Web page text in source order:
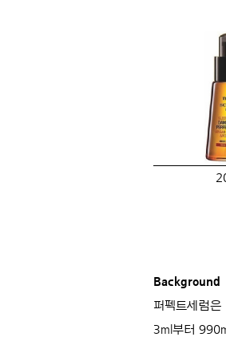
Background
퍼펙트세럼
3ml부터